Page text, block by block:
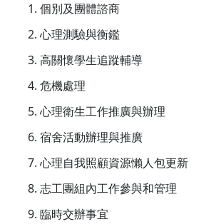
個別及團體諮商
心理測驗與衡鑑
高關懷學生追蹤輔導
危機處理
心理衛生工作推廣與辦理
宿舍活動辦理與推廣
心理自我照顧資源懶人包更新
志工團組內工作參與和管理
臨時交辦事宜